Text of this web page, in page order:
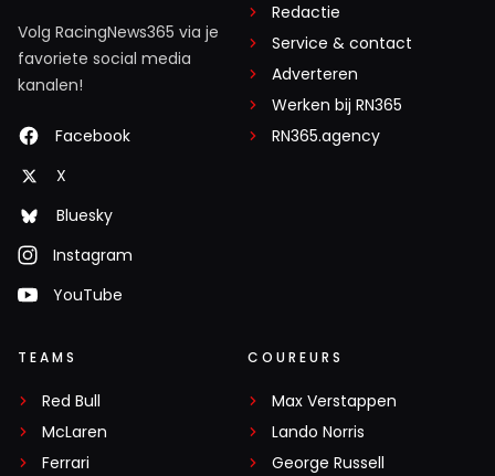
Volg RacingNews365 via je
favoriete social media
kanalen!
Facebook
X
Bluesky
Instagram
YouTube
Redactie
Service & contact
Adverteren
Werken bij RN365
RN365.agency
TEAMS
Red Bull
McLaren
Ferrari
COUREURS
Max Verstappen
Lando Norris
George Russell